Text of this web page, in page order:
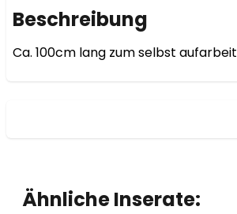
Beschreibung
Ca. 100cm lang zum selbst
Ähnliche Inserate: